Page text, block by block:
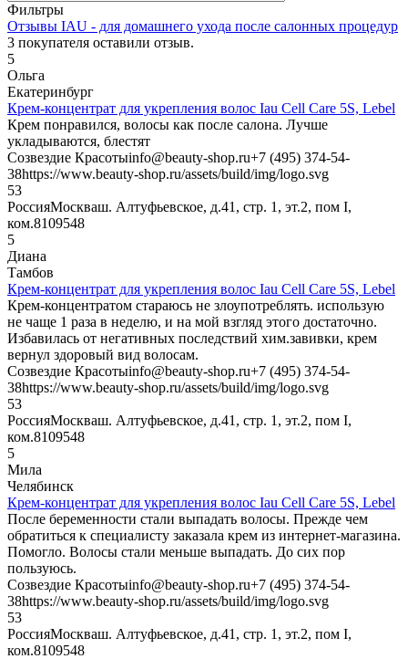
Фильтры
Отзывы IAU - для домашнего ухода после салонных процедур
3 покупателя оставили отзыв.
5
Ольга
Екатеринбург
Крем-концентрат для укрепления волос Iau Cell Care 5S, Lebel
Крем понравился, волосы как после салона. Лучше
укладываются, блестят
Созвездие Красотыinfo@beauty-shop.ru+7 (495) 374-54-
38https://www.beauty-shop.ru/assets/build/img/logo.svg
53
РоссияМоскваш. Алтуфьевское, д.41, стр. 1, эт.2, пом I,
ком.8109548
5
Диана
Тамбов
Крем-концентрат для укрепления волос Iau Cell Care 5S, Lebel
Крем-концентратом стараюсь не злоупотреблять. использую
не чаще 1 раза в неделю, и на мой взгляд этого достаточно.
Избавилась от негативных последствий хим.завивки, крем
вернул здоровый вид волосам.
Созвездие Красотыinfo@beauty-shop.ru+7 (495) 374-54-
38https://www.beauty-shop.ru/assets/build/img/logo.svg
53
РоссияМоскваш. Алтуфьевское, д.41, стр. 1, эт.2, пом I,
ком.8109548
5
Мила
Челябинск
Крем-концентрат для укрепления волос Iau Cell Care 5S, Lebel
После беременности стали выпадать волосы. Прежде чем
обратиться к специалисту заказала крем из интернет-магазина.
Помогло. Волосы стали меньше выпадать. До сих пор
пользуюсь.
Созвездие Красотыinfo@beauty-shop.ru+7 (495) 374-54-
38https://www.beauty-shop.ru/assets/build/img/logo.svg
53
РоссияМоскваш. Алтуфьевское, д.41, стр. 1, эт.2, пом I,
ком.8109548